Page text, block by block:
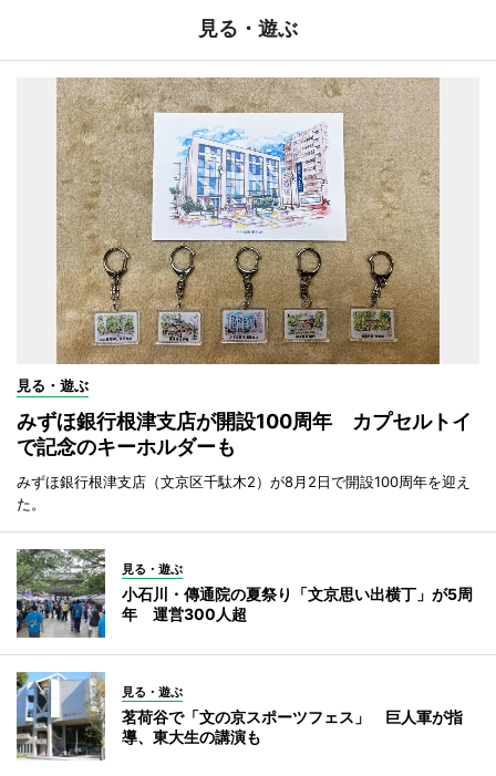
見る・遊ぶ
見る・遊ぶ
みずほ銀行根津支店が開設100周年 カプセルトイ
で記念のキーホルダーも
みずほ銀行根津支店（文京区千駄木2）が8月2日で開設100周年を迎え
た。
見る・遊ぶ
小石川・傳通院の夏祭り「文京思い出横丁」が5周
年 運営300人超
見る・遊ぶ
茗荷谷で「文の京スポーツフェス」 巨人軍が指
導、東大生の講演も